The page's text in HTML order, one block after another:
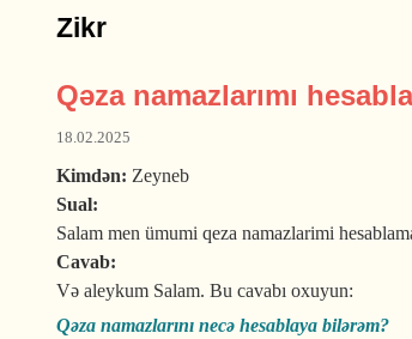
Zikr
Qəza namazlarımı
18.02.2025
Kimdən: Zeyneb
Sual:
Salam men ümumi qeza namazlarimi
Cavab:
Və aleykum Salam. Bu cavabı oxuyun:
Qəza namazlarını necə hesablaya bilərəm?